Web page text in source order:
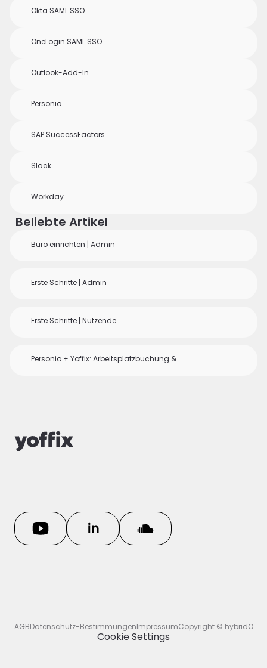
Okta SAML SSO
OneLogin SAML SSO
Outlook-Add-In
Personio
SAP SuccessFactors
Slack
Workday
Beliebte Artikel
Büro einrichten | Admin
Erste Schritte | Admin
Erste Schritte | Nutzende
Personio + Yoffix: Arbeitsplatzbuchung &
AGBDatenschutz-BestimmungenImpressum
Cookie Settings